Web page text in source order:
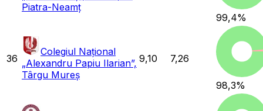
Piatra-Neamț
99,4%
36
Colegiul Național
„Alexandru Papiu Ilarian”,
Târgu Mureș
9,10 7,26
98,3%